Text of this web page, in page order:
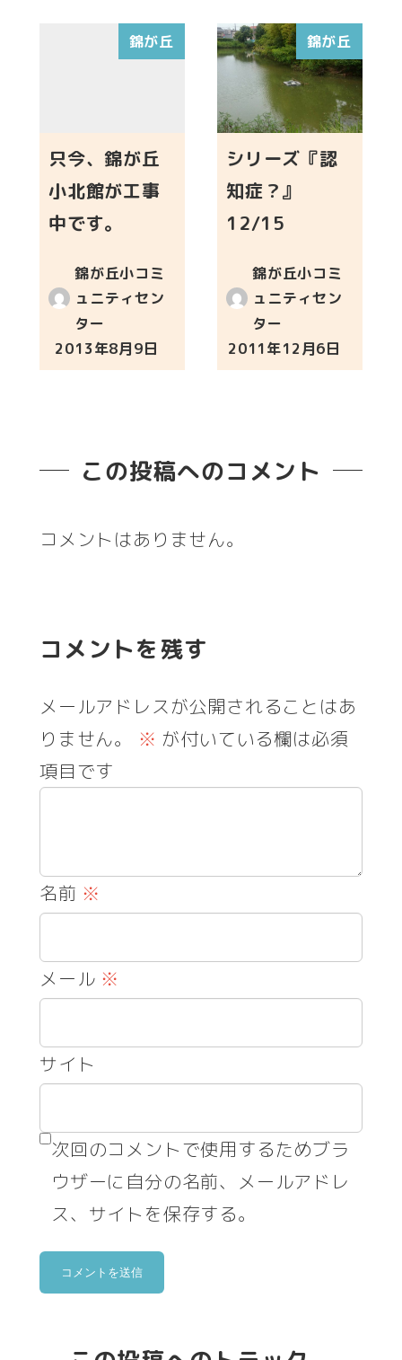
錦が丘
只今、錦が丘
小北館が工事
中です。
錦が丘小コミ
ュニティセン
ター
投稿日
2013年8月9日
錦が丘
シリーズ『認
知症？』
12/15
錦が丘小コミ
ュニティセン
ター
投稿日
2011年12月6日
この投稿へのコメント
コメントはありません。
コメントを残す
メールアドレスが公開されることはあ
りません。
※ が付いている欄は必須
項目です
名前 ※
メール ※
サイト
次回のコメントで使用するためブラ
ウザーに自分の名前、メールアドレ
ス、サイトを保存する。